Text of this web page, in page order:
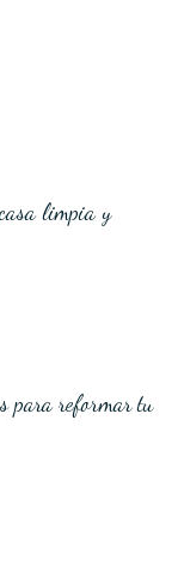
limpia y
para reformar tu